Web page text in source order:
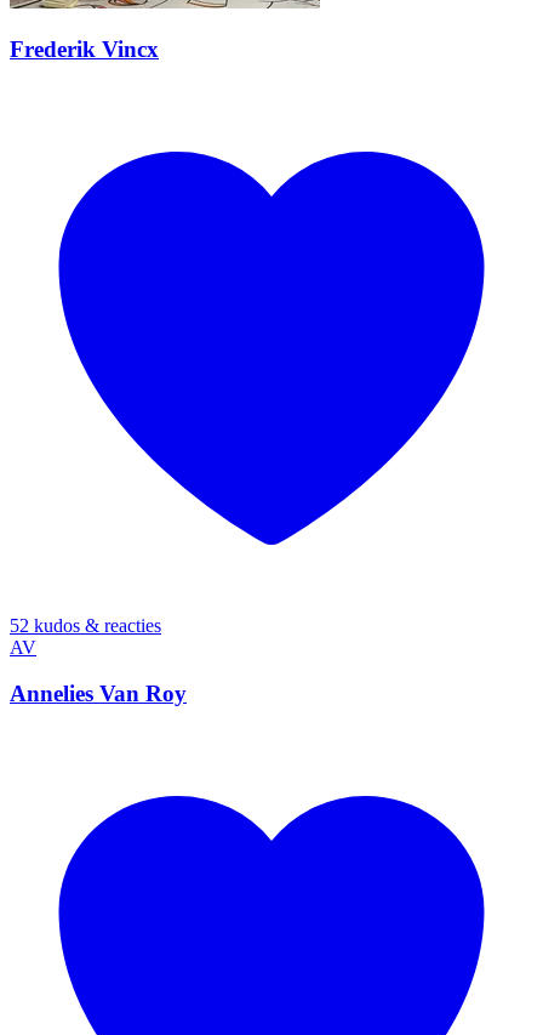
Frederik Vincx
52 kudos & reacties
AV
Annelies Van Roy